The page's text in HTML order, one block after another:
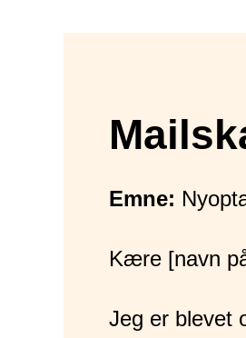
Emne:
Kære [navn
Jeg er blevet